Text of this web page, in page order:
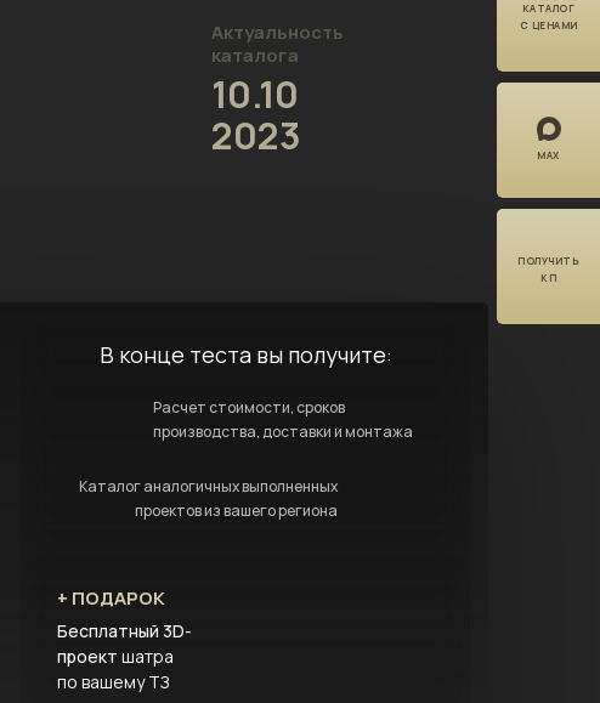
КАТАЛОГ
С ЦЕНАМИ
MAX
ПОЛУЧИТЬ
КП
Актуальность
каталога
10.10
2023
В конце теста вы получите:
Расчет стоимости, сроков
производства, доставки и монтажа
Каталог аналогичных выполненных
проектов из вашего региона
+ ПОДАРОК
Бесплатный 3D-
проект шатра
по вашему ТЗ